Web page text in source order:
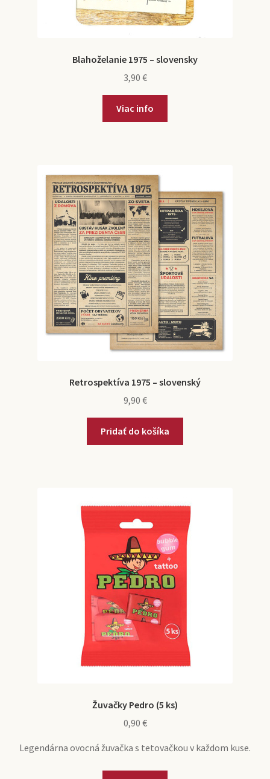
Blahoželanie 1975 – slovensky
3,90 €
Viac info
Retrospektíva 1975 – slovenský
9,90 €
Pridať do košíka
Žuvačky Pedro (5 ks)
0,90 €
Legendárna ovocná žuvačka s tetovačkou v každom kuse.